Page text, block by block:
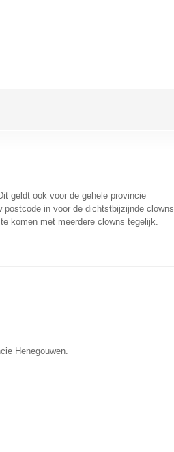
geldt ook voor de gehele provincie
postcode in voor de dichtstbijzijnde clowns
komen met meerdere clowns tegelijk.
Henegouwen.